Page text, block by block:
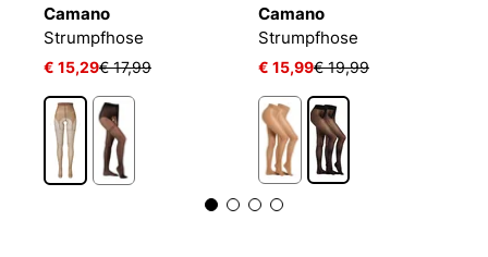
Camano
Strumpfhose
€ 15,29€ 17,99
Camano
Strumpfhose
€ 15,99€ 19,99